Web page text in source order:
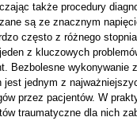
także procedury
są ze znacznym
często z różnego
z kluczowych
Bezbolesne wykonywanie
jest jednym z
przez pacjentów. W
traumatyczne dla nich